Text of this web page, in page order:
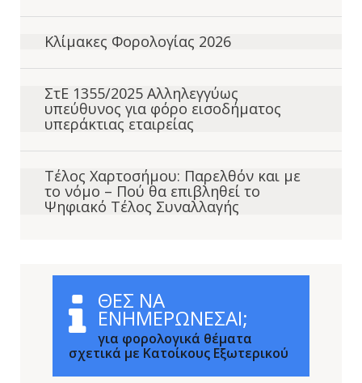
Κλίμακες Φορολογίας 2026
ΣτΕ 1355/2025 Αλληλεγγύως
υπεύθυνος για φόρο εισοδήματος
υπεράκτιας εταιρείας
Τέλος Χαρτοσήμου: Παρελθόν και με
το νόμο – Πού θα επιβληθεί το
Ψηφιακό Τέλος Συναλλαγής
ΘΕΣ ΝΑ
ΕΝΗΜΕΡΩΝΕΣΑΙ;
για φορολογικά θέματα
σχετικά με Κατοίκους Εξωτερικού